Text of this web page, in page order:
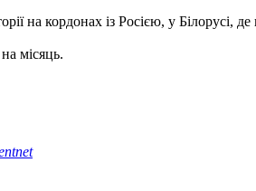
на кордонах із Росією, у Білорусі,
місяць.